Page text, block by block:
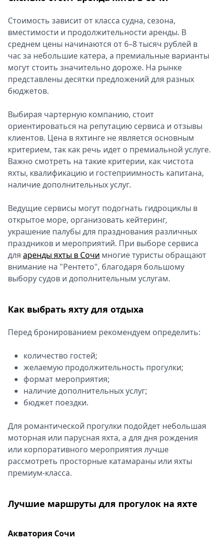
Стоимость зависит от класса судна, сезона,
вместимости и продолжительности аренды. В
среднем цены начинаются от 6–8 тысяч рублей в
час за небольшие катера, а премиальные варианты
могут стоить значительно дороже. На рынке
представлены десятки предложений для разных
бюджетов.
Выбирая чартерную компанию, стоит
ориентироваться на репутацию сервиса и отзывы
клиентов. Цена в яхтинге не является основным
критерием, так как речь идет о премиальной услуге.
Важно смотреть на такие критерии, как чистота
яхты, квалификацию и гостеприимность капитана,
наличие дополнительных услуг.
Ведущие сервисы могут подогнать гидроциклы в
открытое море, организовать кейтеринг,
украшение палубы для празднования различных
праздников и мероприятий. При выборе сервиса
для аренды яхты в Сочи многие туристы обращают
внимание на "Рентето", благодаря большому
выбору судов и дополнительным услугам.
Как выбрать яхту для отдыха
Перед бронированием рекомендуем определить:
количество гостей;
желаемую продолжительность прогулки;
формат мероприятия;
наличие дополнительных услуг;
бюджет поездки.
Для романтической прогулки подойдет небольшая
моторная или парусная яхта, а для дня рождения
или корпоративного мероприятия лучше
рассмотреть просторные катамараны или яхты
премиум-класса.
Лучшие маршруты для прогулок на яхте
Акватория Сочи